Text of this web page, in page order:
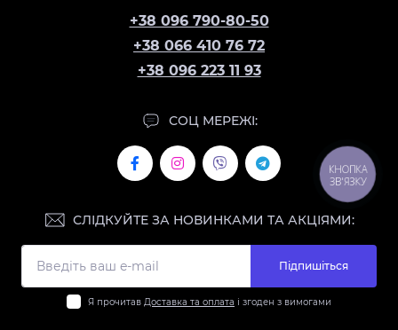
+38 096 790-80-50
+38 066 410 76 72
+38 096 223 11 93
СОЦ МЕРЕЖІ:
СЛІДКУЙТЕ ЗА НОВИНКАМИ ТА АКЦІЯМИ:
Підпишіться
Я прочитав Доставка та оплата і згоден з вимогами
КНОПКА
ЗВ'ЯЗКУ